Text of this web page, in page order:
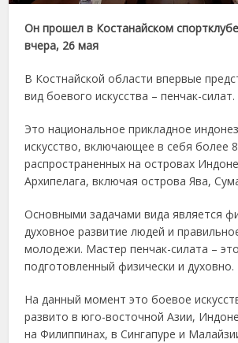
Он прошел в Костанайском
вчера, 26 мая
В Костнайской области впервые
вид боевого искусства – пенчак-силат.
Это национальное прикладное
искусство, включающее в себя более
распространенных на островах
Архипелага, включая острова Ява,
Основными задачами вида является
духовное развитие людей и
молодежи. Мастер пенчак-силата –
подготовленный физически и духовно.
На данный момент это боевое
развито в юго-восточной Азии,
на Филиппинах, в Сингапуре и